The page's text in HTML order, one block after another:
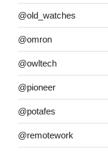
@old_watches
@omron
@owltech
@pioneer
@potafes
@remotework